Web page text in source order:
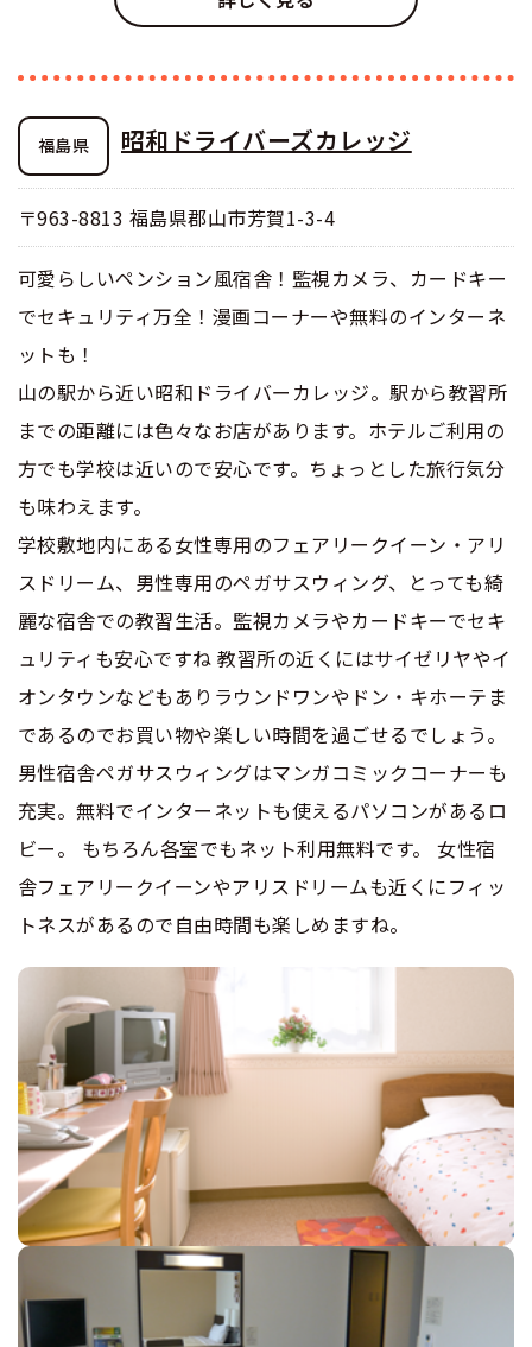
福島県 昭和ドライバーズカレッジ
〒963-8813 福島県郡山市芳賀1-3-4
可愛らしいペンション風宿舎！監視カメラ、カードキー
でセキュリティ万全！漫画コーナーや無料のインターネ
ットも！
山の駅から近い昭和ドライバーカレッジ。駅から教習所
までの距離には色々なお店があります。ホテルご利用の
方でも学校は近いので安心です。ちょっとした旅行気分
も味わえます。
学校敷地内にある女性専用のフェアリークイーン・アリ
スドリーム、男性専用のペガサスウィング、とっても綺
麗な宿舎での教習生活。監視カメラやカードキーでセキ
ュリティも安心ですね 教習所の近くにはサイゼリヤやイ
オンタウンなどもありラウンドワンやドン・キホーテま
であるのでお買い物や楽しい時間を過ごせるでしょう。
男性宿舎ペガサスウィングはマンガコミックコーナーも
充実。無料でインターネットも使えるパソコンがあるロ
ビー。 もちろん各室でもネット利用無料です。 女性宿
舎フェアリークイーンやアリスドリームも近くにフィッ
トネスがあるので自由時間も楽しめますね。